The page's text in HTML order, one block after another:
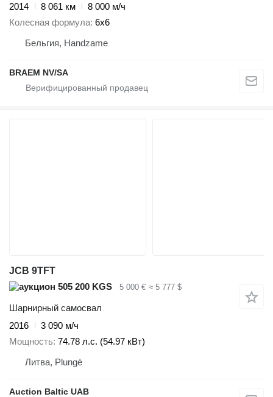
2014
8 061 км
8 000 м/ч
Колесная формула 6x6
Бельгия, Handzame
BRAEM NV/SA
JCB 9TFT
505 200 KGS
5 000 € ≈ 5 777 $
Шарнирный самосвал
2016
3 090 м/ч
Мощность 74.78 л.с. (54.97 кВт)
Литва, Plungė
Auction Baltic UAB